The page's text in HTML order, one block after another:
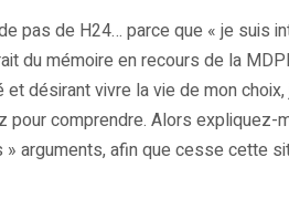
pas de H24… parce que « je suis
du mémoire en recours de la
et désirant vivre la vie de mon
comprendre. Alors expliquez-
» arguments, afin que cesse cette